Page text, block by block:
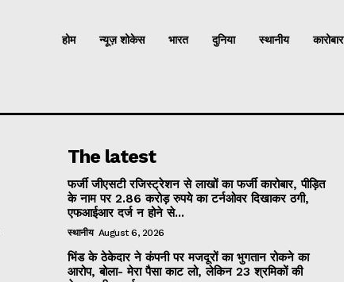
होम न्यूज़ शोकेस भारत दुनिया स्थानीय कारोबार
The latest
फर्जी जीएसटी रजिस्ट्रेशन से लाखों का फर्जी कारोबार, पीड़ित
के नाम पर 2.86 करोड़ रुपये का टर्नओवर दिखाकर ठगी,
एफआईआर दर्ज न होने से...
स्थानीय August 6, 2026
भिंड के ठेकेदार ने कंपनी पर मजदूरों का भुगतान रोकने का
आरोप, बोला- मेरा पैसा काट लो, लेकिन 23 श्रमिकों की